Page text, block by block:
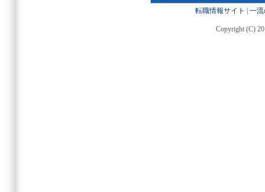
転職情報サイト 一
Copyright (C)